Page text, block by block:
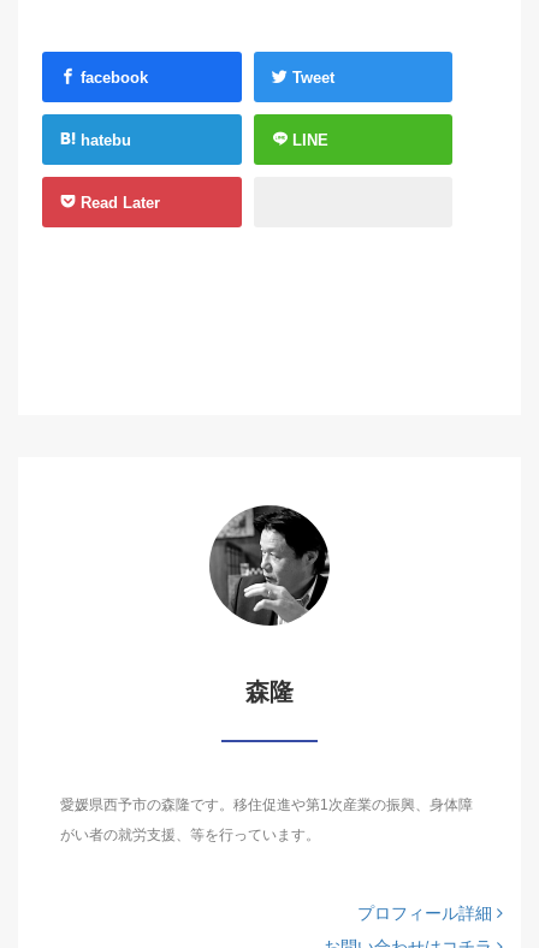
facebook Tweet
hatebu LINE
Read Later
森隆
愛媛県西予市の森隆です。移住促進や第1次産業の振興、身体障
がい者の就労支援、等を行っています。
プロフィール詳細